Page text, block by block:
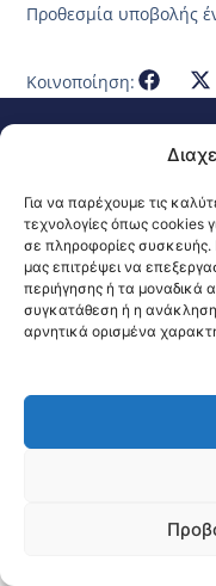
Για να παρέχουμε τις
τεχνολογίες όπως cookies
σε πληροφορίες συσκευής.
μας επιτρέψει να
περιήγησης ή τα μοναδικά
συγκατάθεση ή η
αρνητικά ορισμένα
Προθεσμία υποβολής
Κοινοποίηση:
Page Visits:
00089